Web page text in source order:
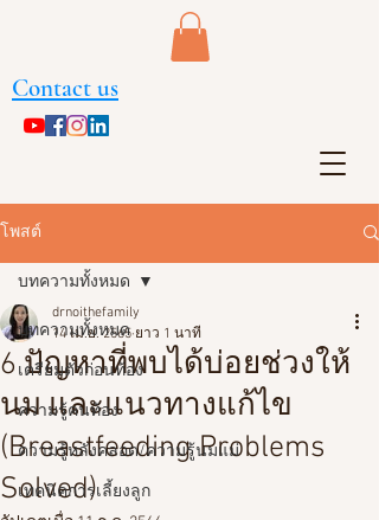
Contact us
โพสต์
บทความทั้งหมด
เตรียมตัวก่อนท้อง
ความรู้คนท้อง
ความรู้หลังคลอด/ความรู้นมแม่
เทคนิคการเลี้ยงลูก
บทความทั้งหมด
6 ปัญหาที่พบได้บ่อยช่วงให้
นม และแนวทางแก้ไข
(Breastfeeding Problems
Solved)
drnoithefamily
14 เม.ย. 2565 ยาว 1 นาที